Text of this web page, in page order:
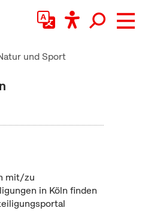
und Sport
mit/zu
in Köln finden